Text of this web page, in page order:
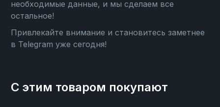
необходимые данные, и мы сделаем все
остальное!
Привлекайте внимание и становитесь заметнее
в Telegram уже сегодня!
С этим товаром покупают